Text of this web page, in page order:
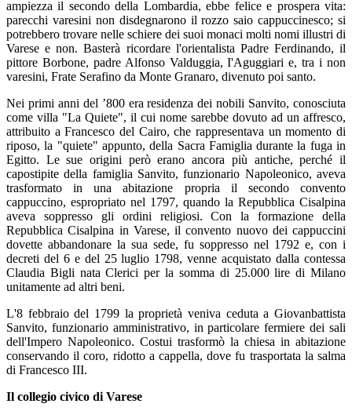
ampiezza il secondo della Lombardia, ebbe felice e prospera vita:
parecchi varesini non disdegnarono il rozzo saio cappuccinesco; si
potrebbero trovare nelle schiere dei suoi monaci molti nomi illustri di
Varese e non. Basterà ricordare l'orientalista Padre Ferdinando, il
pittore Borbone, padre Alfonso Valduggia, I'Aguggiari e, tra i non
varesini, Frate Serafino da Monte Granaro, divenuto poi santo.
Nei primi anni del ’800 era residenza dei nobili Sanvito, conosciuta
come villa "La Quiete", il cui nome sarebbe dovuto ad un affresco,
attribuito a Francesco del Cairo, che rappresentava un momento di
riposo, la "quiete" appunto, della Sacra Famiglia durante la fuga in
Egitto. Le sue origini però erano ancora più antiche, perché il
capostipite della famiglia Sanvito, funzionario Napoleonico, aveva
trasformato in una abitazione propria il secondo convento
cappuccino, espropriato nel 1797, quando la Repubblica Cisalpina
aveva soppresso gli ordini religiosi. Con la formazione della
Repubblica Cisalpina in Varese, il convento nuovo dei cappuccini
dovette abbandonare la sua sede, fu soppresso nel 1792 e, con i
decreti del 6 e del 25 luglio 1798, venne acquistato dalla contessa
Claudia Bigli nata Clerici per la somma di 25.000 lire di Milano
unitamente ad altri beni.
L'8 febbraio del 1799 la proprietà veniva ceduta a Giovanbattista
Sanvito, funzionario amministrativo, in particolare fermiere dei sali
dell'Impero Napoleonico. Costui trasformò la chiesa in abitazione
conservando il coro, ridotto a cappella, dove fu trasportata la salma
di Francesco III.
Il collegio civico di Varese